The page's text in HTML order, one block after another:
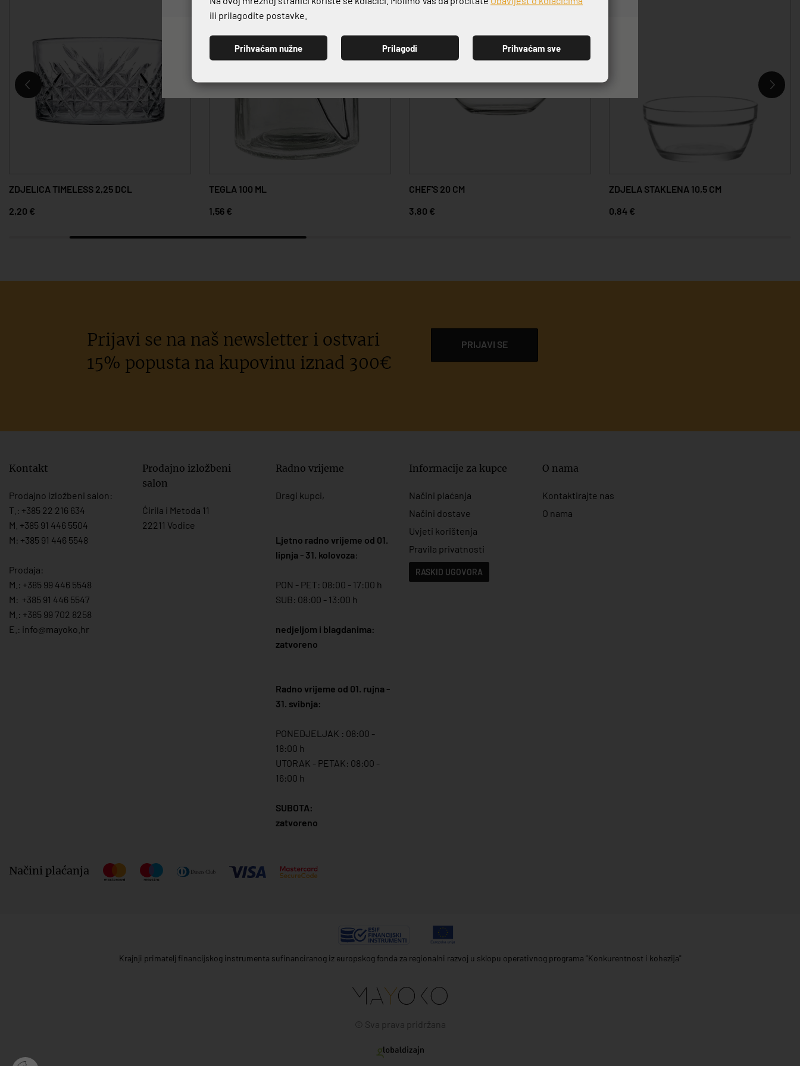
ZDJELICA TIMELESS 2,25 DCL
2,20 €
TEGLA 100 ML
1,56 €
CHEF'S 20 CM
3,80 €
ZDJELA STAKLENA 10,5 CM
0,84 €
Prijavi se na naš newsletter i ostvari
15% popusta na kupovinu iznad 300€
PRIJAVI SE
Kontakt
Prodajno izložbeni salon:
T.: +385 22 216 634
M. +385 91 446 5504
M: +385 91 446 5548
Prodaja:
M.: +385 99 446 5548
M: +385 91 446 5547
M.: +385 99 702 8258
E.: info@mayoko. hr
Prodajno izložbeni
salon
Ćirila i Metoda 11
22211 Vodice
Radno vrijeme
Dragi kupci,
Ljetno radno vrijeme od 01.
lipnja - 31. kolovoza:
PON - PET: 08:00 - 17:00 h
SUB: 08:00 - 13:00 h
nedjeljom i blagdanima:
zatvoreno
Radno vrijeme od 01. rujna -
31. svibnja:
PONEDJELJAK : 08:00 -
18:00 h
UTORAK - PETAK: 08:00 -
16:00 h
SUBOTA:
zatvoreno
Informacije za kupce
Načini plaćanja
Načini dostave
Uvjeti korištenja
Pravila privatnosti
RASKID UGOVORA
O nama
Kontaktirajte nas
O nama
Načini plaćanja
Krajnji primatelj financijskog instrumenta sufinanciranog iz europskog fonda za regionalni razvoj u sklopu operativnog programa "Konkurentnost i kohezija"
© Sva prava pridržana
PRIJAVI SE
ili prilagodite postavke.
Prihvaćam nužne Prilagodi Prihvaćam sve